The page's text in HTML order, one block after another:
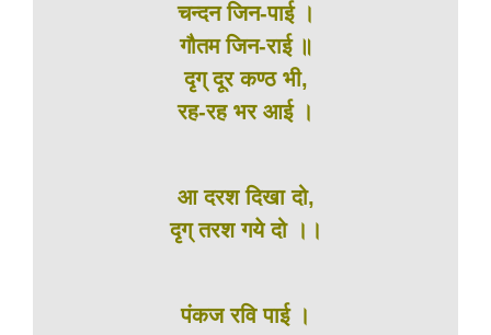
चन्दन जिन-पाई ।
गौतम जिन-राई ॥
दृग् दूर कण्ठ भी,
रह-रह भर आई ।
आ दरश दिखा दो,
दृग् तरश गये दो ।।
पंकज रवि पाई ।